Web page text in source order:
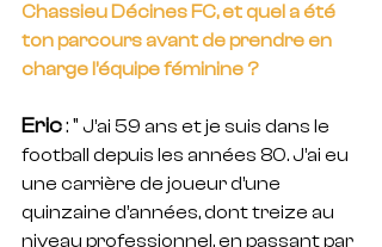
Chassieu Décines FC, et quel a été
ton parcours avant de prendre en
charge l’équipe féminine ?
Eric : " J’ai 59 ans et je suis dans le
football depuis les années 80. J’ai eu
une carrière de joueur d’une
quinzaine d’années, dont treize au
niveau professionnel, en passant par